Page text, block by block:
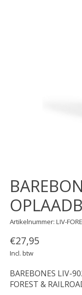
Artikelnummer: LIV-
€27,95
Incl. btw
BAREBONES LIV-
FOREST &